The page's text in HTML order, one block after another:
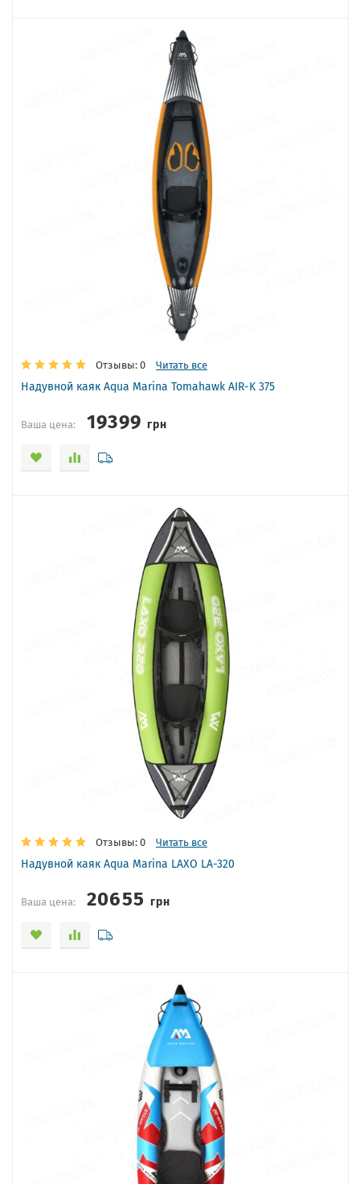
Отзывы: 0 Читать все
Надувной каяк Aqua Marina Tomahawk AIR-K 375
Ваша цена: 19399грн
Отзывы: 0 Читать все
Надувной каяк Aqua Marina LAXO LA-320
Ваша цена: 20655грн